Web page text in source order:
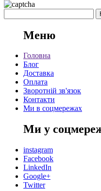
Меню
Головна
Блог
Доставка
Оплата
Зворотній зв'язок
Контакти
Ми в соцмережах
Ми у
instagram
Facebook
LinkedIn
Google+
Twitter